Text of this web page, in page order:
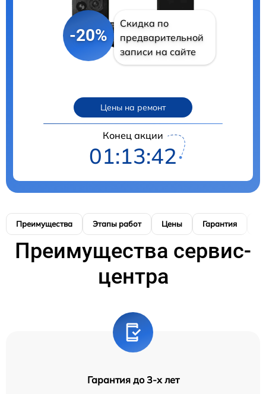
-20%
Скидка по
предварительной
записи на сайте
Цены на ремонт
Конец акции
01:13:41
Преимущества Этапы работ Цены Гарантия
Преимущества сервис-
центра
Гарантия до 3-х лет